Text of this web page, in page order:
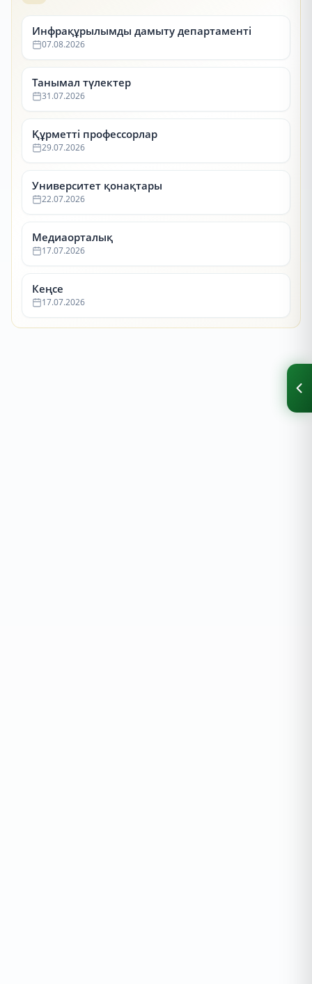
Инфрақұрылымды дамыту департаменті
07.08.2026
Танымал түлектер
31.07.2026
Құрметті профессорлар
29.07.2026
Университет қонақтары
22.07.2026
Медиаорталық
17.07.2026
Кеңсе
17.07.2026